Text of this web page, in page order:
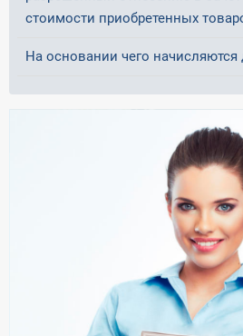
стоимости приобретенных
На основании чего